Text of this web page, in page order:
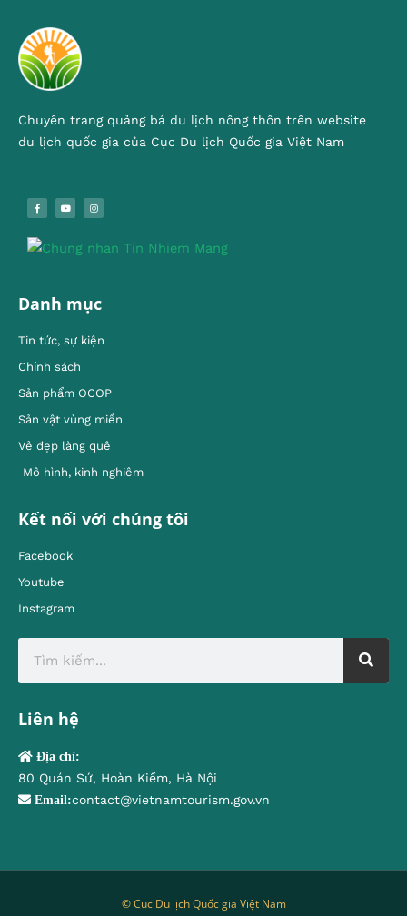
Chuyên trang quảng bá du lịch nông thôn trên website
du lịch quốc gia của Cục Du lịch Quốc gia Việt Nam
Danh mục
Tin tức, sự kiện
Chính sách
Sản phẩm OCOP
Sản vật vùng miền
Vẻ đẹp làng quê
Mô hình, kinh nghiêm
Kết nối với chúng tôi
Facebook
Youtube
Instagram
Liên hệ
Địa chỉ:
80 Quán Sứ, Hoàn Kiếm, Hà Nội
Email:contact@vietnamtourism.gov.vn
© Cục Du lịch Quốc gia Việt Nam